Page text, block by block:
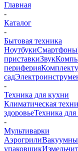
Главная
-
Каталог
-
Бытовая техника
НоутбукиСмартфоны
приставкиЗвук
периферия
сад
-
Техника для кухни
Климатическая
здоровьеТехника
-
Мультиварки
Аэрогрили
упаковщик